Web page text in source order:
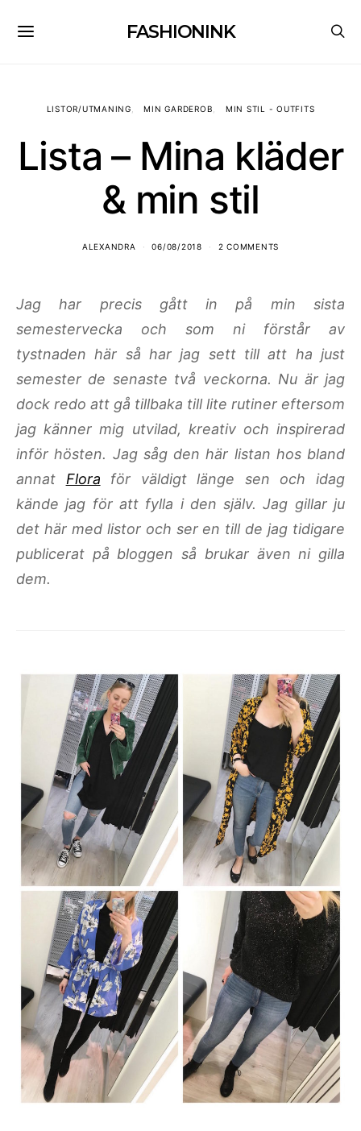
FASHIONINK
LISTOR/UTMANING MIN GARDEROB MIN STIL - OUTFITS
Lista – Mina kläder
& min stil
ALEXANDRA 06/08/2018 2 COMMENTS
Jag har precis gått in på min sista
semestervecka och som ni förstår av
tystnaden här så har jag sett till att ha just
semester de senaste två veckorna. Nu är jag
dock redo att gå tillbaka till lite rutiner eftersom
jag känner mig utvilad, kreativ och inspirerad
inför hösten. Jag såg den här listan hos bland
annat Flora för väldigt länge sen och idag
kände jag för att fylla i den själv. Jag gillar ju
det här med listor och ser en till de jag tidigare
publicerat på bloggen så brukar även ni gilla
dem.